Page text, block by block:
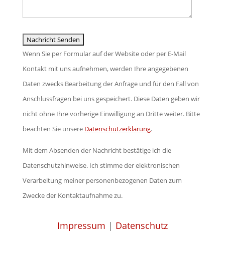
Wenn Sie per Formular auf der Website oder per E-Mail
Kontakt mit uns aufnehmen, werden Ihre angegebenen
Daten zwecks Bearbeitung der Anfrage und für den Fall von
Anschlussfragen bei uns gespeichert. Diese Daten geben wir
nicht ohne Ihre vorherige Einwilligung an Dritte weiter. Bitte
beachten Sie unsere Datenschutzerklärung.
Mit dem Absenden der Nachricht bestätige ich die
Datenschutzhinweise. Ich stimme der elektronischen
Verarbeitung meiner personenbezogenen Daten zum
Zwecke der Kontaktaufnahme zu.
Impressum | Datenschutz